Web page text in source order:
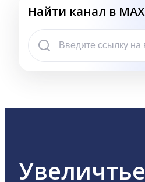
Найти канал в MAX
Увеличтье